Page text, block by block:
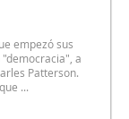
empezó sus
a
Patterson.
...